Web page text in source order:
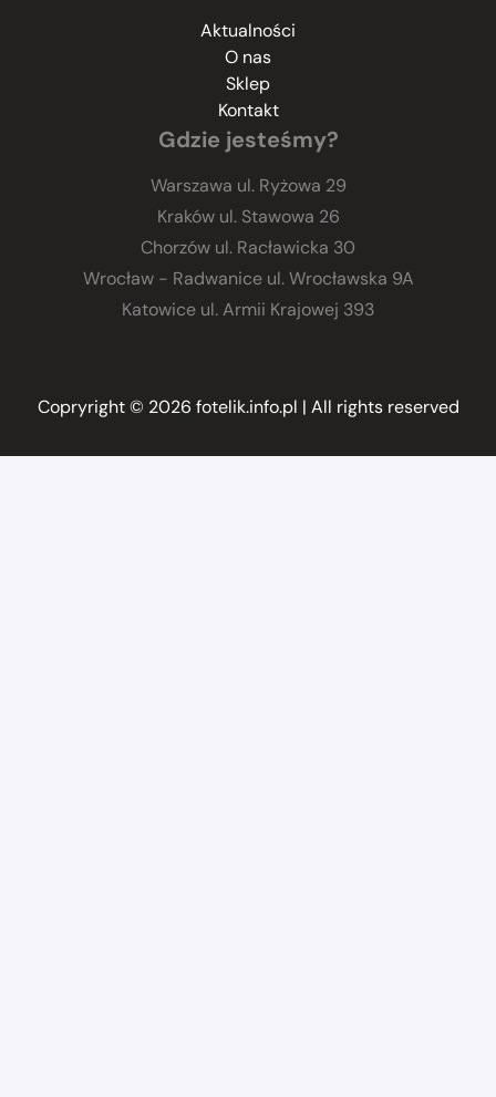
Aktualności
O nas
Sklep
Kontakt
Gdzie jesteśmy?
Warszawa ul. Ryżowa 29
Kraków ul. Stawowa 26
Chorzów ul. Racławicka 30
Wrocław - Radwanice ul. Wrocławska 9A
Katowice ul. Armii Krajowej 393
Copryright © 2026 fotelik.info.pl | All rights reserved